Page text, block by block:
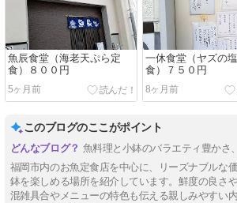
魚辰食堂（海老天ぷら定
食）８００円
5ヶ月前
一休食堂（ヤズの
食）７５０円
8ヶ月前
このブログのここがポイント
魚料理と小鉢のバラエティ豊かさ
福岡市内のお魚定食店を中心に、リーズナブルな
鉢を楽しめる場所を紹介しています。鮮度の良さ
混雑具合やメニューの特色も伝える親しみやすい